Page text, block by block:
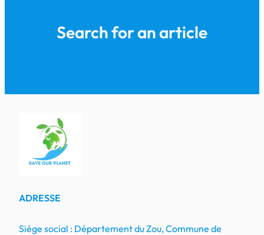
Search for an article
ADRESSE
Siège social : Département du Zou, Commune de